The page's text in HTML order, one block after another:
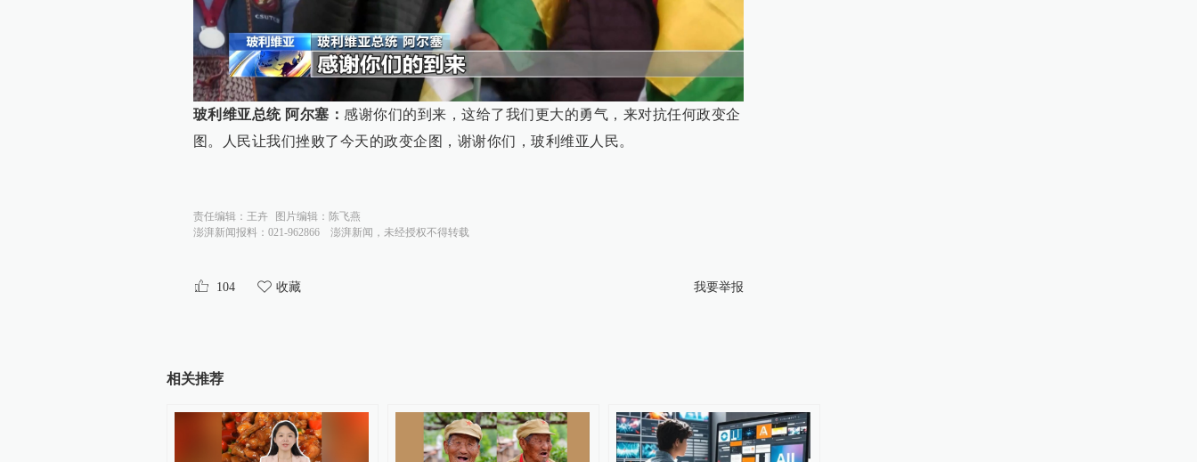
玻利维亚总统 阿尔塞： 感谢你们的到来，这给了我们更大的勇气，来对抗任何政变企
图。人民让我们挫败了今天的政变企图，谢谢你们，玻利维亚人民。
责任编辑： 王卉 图片编辑： 陈飞燕
澎湃新闻报料：021-962866
澎湃新闻，未经授权不得转载
104 收藏 我要举报
相关推荐